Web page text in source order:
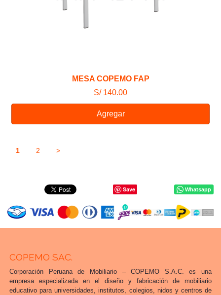
MESA COPEMO FAP
S/ 140.00
Agregar
1 2 >
Save Whatsapp
COPEMO SAC.
Corporación Peruana de Mobiliario – COPEMO S.A.C. es una
empresa especializada en el diseño y fabricación de mobiliario
educativo para universidades, institutos, colegios, nidos y centros de